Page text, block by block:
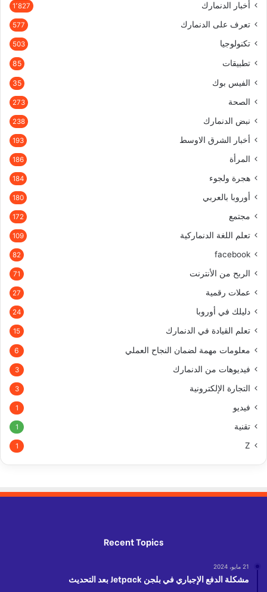
أخبار الدنمارك 1٬827
تعرف على الدنمارك 577
تكنولوجيا 503
تطبيقات 85
الفيس بوك 35
الصحة 273
نبض الدنمارك 238
أخبار الشرق الاوسط 193
المرأة 186
هجرة ولجوء 184
أوروبا بالعربي 180
مجتمع 172
تعلم اللغة الدنماركية 109
facebook
82
الربح من الأنترنت 71
عملات رقمية 27
دليلك في أوروبا 24
تعلم القيادة في الدنمارك 15
معلومات مهمة لضمان النجاح العملي 6
فيديوهات من الدنمارك 3
التجارة الإلكترونية 3
فيديو 1
تقنية 1
Z
1
Recent Topics
21 مايو، 2024
مشكلة الدفع الإجباري في بلجن Jetpack بعد التحديث